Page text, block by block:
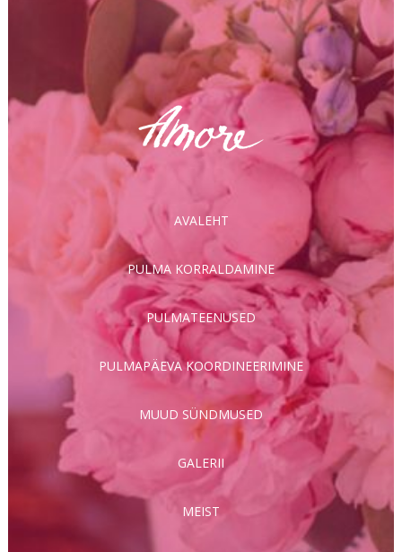
AVALEHT
PULMA KORRALDAMINE
PULMATEENUSED
PULMAPÄEVA KOORDINEERIMINE
MUUD SÜNDMUSED
GALERII
MEIST